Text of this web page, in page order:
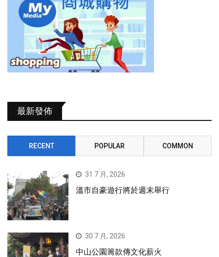
最新發佈
RECENT POPULAR COMMON
31 7 月, 2026
溫市自豪遊行將於週末舉行
30 7 月, 2026
中山公園籌款傳文化薪火